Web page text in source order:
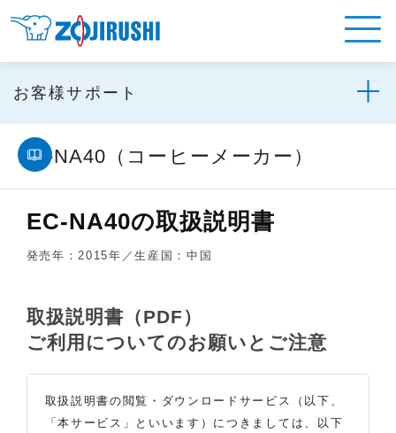
お客様サポート
EC-NA40（コーヒーメーカー）
EC-NA40の取扱説明書
発売年：2015年／生産国：中国
取扱説明書（PDF）
ご利用についてのお願いとご注意
取扱説明書の閲覧・ダウンロードサービス（以下、
「本サービス」といいます）につきましては、以下